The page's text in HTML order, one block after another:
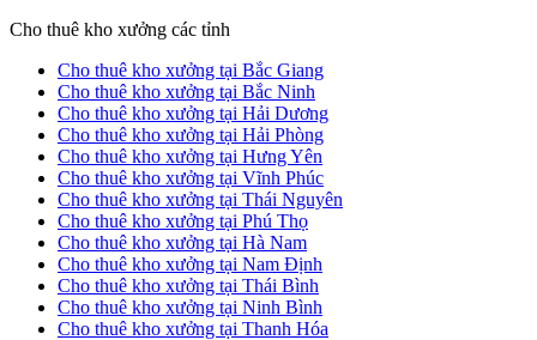
Cho thuê kho xưởng các tỉnh
Cho thuê kho xưởng tại Bắc Giang
Cho thuê kho xưởng tại Bắc Ninh
Cho thuê kho xưởng tại Hải Dương
Cho thuê kho xưởng tại Hải Phòng
Cho thuê kho xưởng tại Hưng Yên
Cho thuê kho xưởng tại Vĩnh Phúc
Cho thuê kho xưởng tại Thái Nguyên
Cho thuê kho xưởng tại Phú Thọ
Cho thuê kho xưởng tại Hà Nam
Cho thuê kho xưởng tại Nam Định
Cho thuê kho xưởng tại Thái Bình
Cho thuê kho xưởng tại Ninh Bình
Cho thuê kho xưởng tại Thanh Hóa